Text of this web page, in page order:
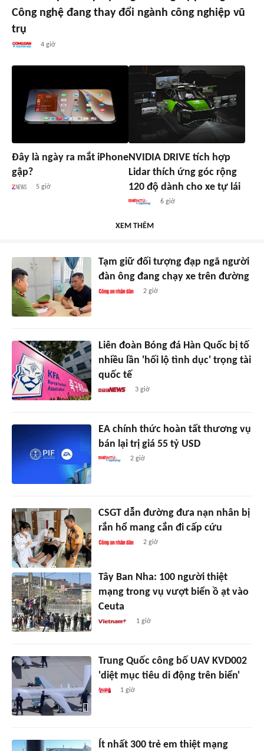
Công nghệ đang thay đổi ngành công nghiệp vũ
trụ
4 giờ
Đây là ngày ra mắt iPhone
gập?
5 giờ
NVIDIA DRIVE tích hợp
Lidar thích ứng góc rộng
120 độ dành cho xe tự lái
6 giờ
XEM THÊM
Tạm giữ đối tượng đạp ngã người
đàn ông đang chạy xe trên đường
2 giờ
Liên đoàn Bóng đá Hàn Quốc bị tố
nhiều lần 'hối lộ tình dục' trọng tài
quốc tế
3 giờ
EA chính thức hoàn tất thương vụ
bán lại trị giá 55 tỷ USD
2 giờ
CSGT dẫn đường đưa nạn nhân bị
rắn hổ mang cắn đi cấp cứu
2 giờ
Tây Ban Nha: 100 người thiệt
mạng trong vụ vượt biển ồ ạt vào
Ceuta
1 giờ
Trung Quốc công bố UAV KVD002
'diệt mục tiêu di động trên biển'
1 giờ
Ít nhất 300 trẻ em thiệt mạng